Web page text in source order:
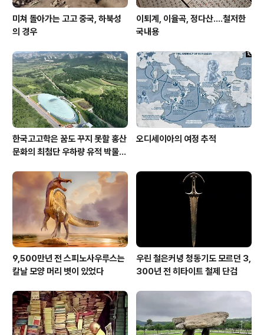
미쳐 돌아가는 고고 중국, 하북성
의 경우
이퇴계, 이율곡, 정다산....철저한
국내용
한국고고학은 꿈도 꾸지 못할 홍산
문화의 최첨단 우하량 유적 박물관
오디세이아의 여정 추적
9,500만년 전 스피노사우루스는
칼날 모양 머리 볏이 있었다
우린 철은커녕 청동기도 모르던 3,
300년 전 히타이트 철제 단검